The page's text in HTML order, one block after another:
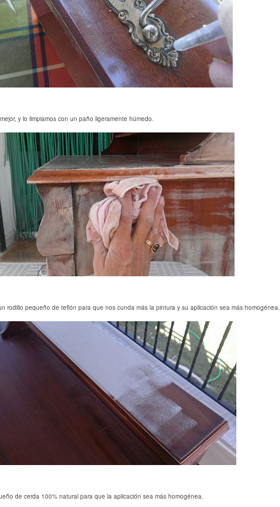
y lo limpiamos con un paño ligeramente húmedo.
rodillo pequeño de teflón para que nos cunda más la pintura y su aplicación sea más homogénea.
de cerda 100% natural para que la aplicación sea más homogénea.